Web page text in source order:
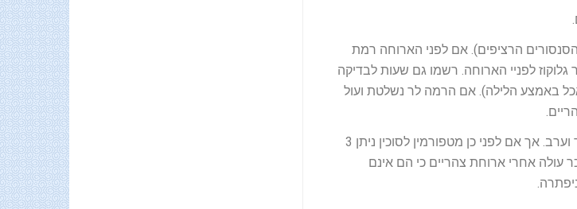
הסנסורים הרציפים). אם לפני הארוחה רמת
לפניי הארוחה. רשמו גם שעות לבדיקה
באמצע הלילה). אם הרמה לר נשלטת ועול
אחת הבעיות הידועות היא כשעוברים לג'נואט. גנואט ניתן רק פעמיים ביום – בוקר וערב. אך אם לפני כן מטפורמין לסוכין ניתן 3
עולה אחרי ארוחת צהריים כי הם אינם